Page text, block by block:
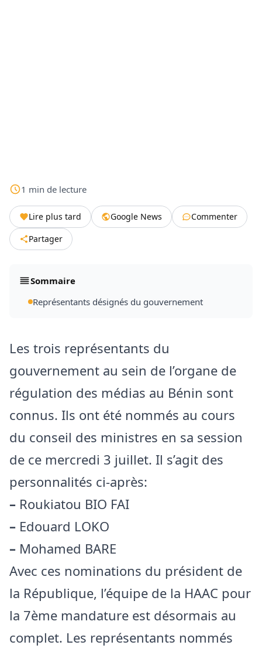
1 min de lecture
Lire plus tard Google News
Commenter
Partager
Sommaire
Représentants désignés du gouvernement
Les trois représentants du
gouvernement au sein de l’organe de
régulation des médias au Bénin sont
connus. Ils ont été nommés au cours
du conseil des ministres en sa session
de ce mercredi 3 juillet. Il s’agit des
personnalités ci-après:
– Roukiatou BIO FAI
– Edouard LOKO
– Mohamed BARE
Avec ces nominations du président de
la République, l’équipe de la HAAC pour
la 7ème mandature est désormais au
complet. Les représentants nommés